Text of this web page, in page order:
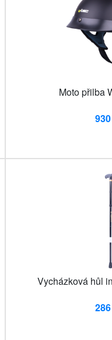
Moto přilba
Vycházková hůl